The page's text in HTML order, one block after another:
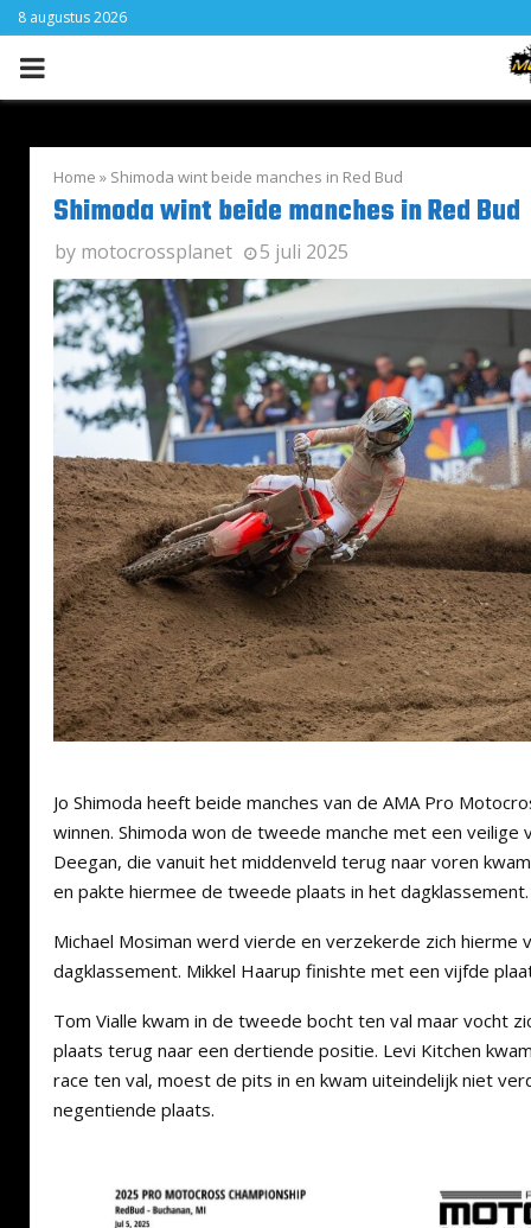
8 augustus 2026
PRIMARY
Home » Shimoda wint beide manches in Red Bud
Shimoda wint beide manches in Red Bud
by motocrossplanet 5 juli 2025
Jo Shimoda heeft beide manches van de AMA Pro
winnen. Shimoda won de tweede manche met een veilige
Deegan, die vanuit het middenveld terug naar voren
en pakte hiermee de tweede plaats in het dagklassement.
Michael Mosiman werd vierde en verzekerde zich hierme
dagklassement. Mikkel Haarup finishte met een vijfde
Tom Vialle kwam in de tweede bocht ten val maar vocht
plaats terug naar een dertiende positie. Levi Kitchen
race ten val, moest de pits in en kwam uiteindelijk niet
negentiende plaats.